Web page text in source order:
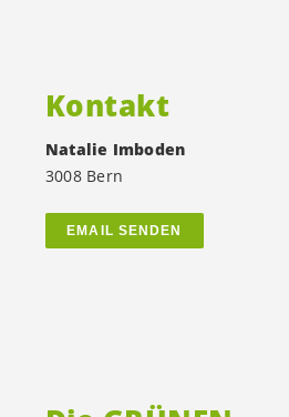
Kontakt
Natalie Imboden
3008 Bern
EMAIL SENDEN